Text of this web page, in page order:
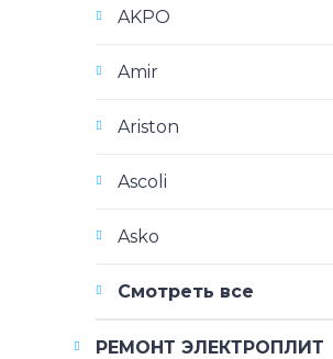
AKPO
Amir
Ariston
Ascoli
Asko
Смотреть все
РЕМОНТ ЭЛЕКТРОПЛИТ